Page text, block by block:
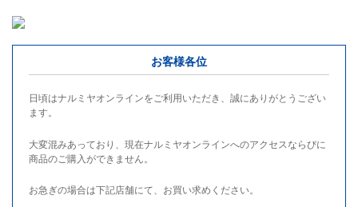
お客様各位
日頃はナルミヤオンラインをご利用いただき、誠にありがとうござい
ます。
大変混みあっており、現在ナルミヤオンラインへのアクセスならびに
商品のご購入ができません。
お急ぎの場合は下記店舗にて、お買い求めください。